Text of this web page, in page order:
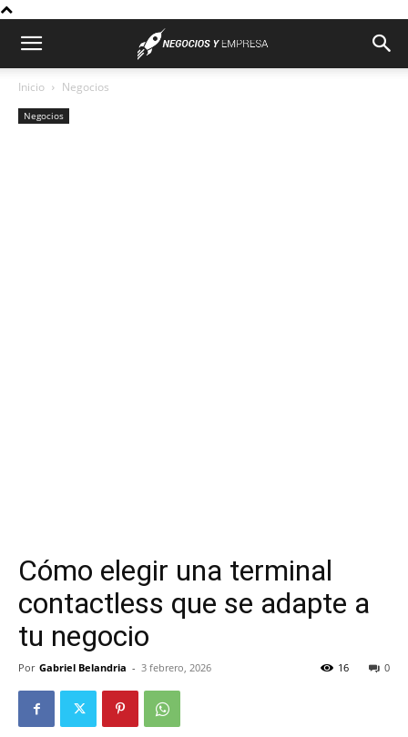
Inicio Negocios
Negocios
Cómo elegir una terminal
contactless que se adapte a
tu negocio
Por Gabriel Belandria - 3 febrero, 2026 0
16